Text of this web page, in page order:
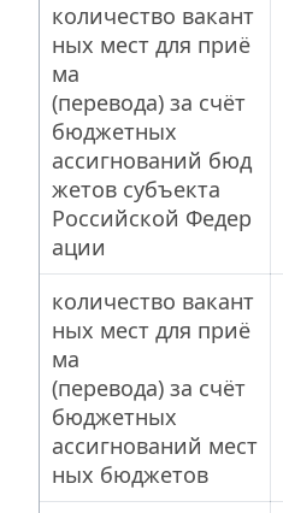
количество вакант
ных мест для приё
ма
(перевода) за счёт
бюджетных
ассигнований бюд
жетов субъекта
Российской Федер
ации
количество вакант
ных мест для приё
ма
(перевода) за счёт
бюджетных
ассигнований мест
ных бюджетов